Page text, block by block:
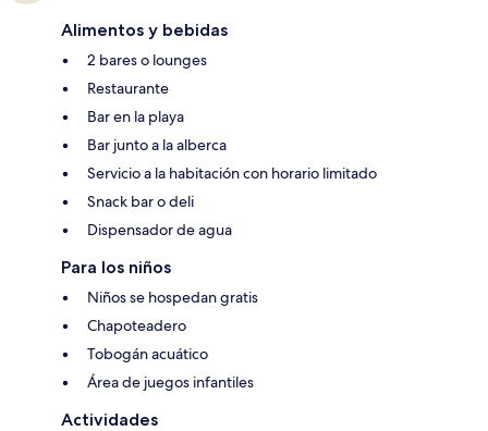
Alimentos y bebidas
2 bares o lounges
Restaurante
Bar en la playa
Bar junto a la alberca
Servicio a la habitación con horario limitado
Snack bar o deli
Dispensador de agua
Para los niños
Niños se hospedan gratis
Chapoteadero
Tobogán acuático
Área de juegos infantiles
Actividades